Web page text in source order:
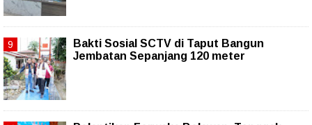
Bakti Sosial SCTV di Taput Bangun
Jembatan Sepanjang 120 meter